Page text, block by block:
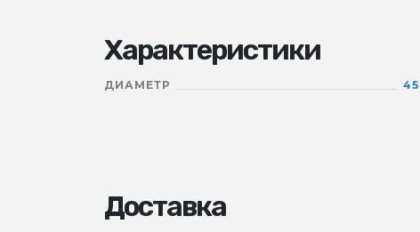
Характеристики
ДИАМЕТР 45
Доставка